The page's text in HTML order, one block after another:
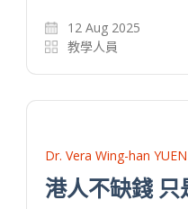
12 Aug 2025
教學人員
Dr. Vera Wing-han YUEN
港人不缺錢